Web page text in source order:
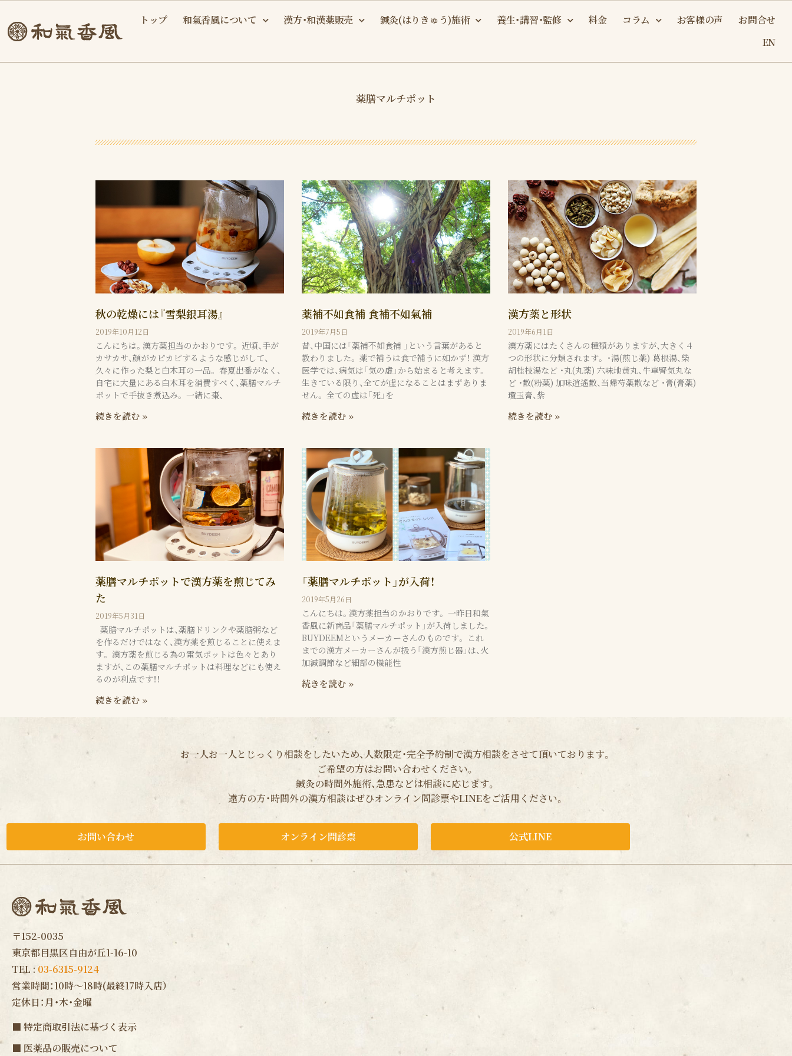
容
を
トップ 和氣香風について 漢方・和漢薬販売 鍼灸(はりきゅう)施術 養生・講習・監修 料金 コラム お客様の声
お問合せ
EN
薬膳マルチポット
秋の乾燥には『雪梨銀耳湯』
2019年10月12日
こんにちは。漢方薬担当のかおりです。 近頃、手が
カサカサ、顔がカピカピするような感じがして、
久々に作った梨と白木耳の一品。 春夏出番がなく、
自宅に大量にある白木耳を消費すべく、薬膳マルチ
ポットで手抜き煮込み。 一緒に棗、
続きを読む »
薬補不如食補 食補不如氣補
2019年7月5日
昔、中国には「薬補不如食補 」という言葉があると
教わりました。 薬で補うは食で補うに如かず！ 漢方
医学では、病気は「気の虚」から始まると考えます。
生きている限り、全てが虚になることはまずありま
せん。 全ての虚は「死」を
続きを読む »
漢⽅薬と形状
2019年6月1日
漢⽅薬にはたくさんの種類がありますが、⼤きく４
つの形状に分類されます。 ・湯(煎じ薬) 葛根湯、柴
胡桂枝湯など ・丸(丸薬) 六味地⻩丸、⽜⾞腎気丸な
ど ・散(粉薬) 加味逍遙散、当帰芍薬散など ・膏(膏薬)
瓊⽟膏、紫
続きを読む »
薬膳マルチポットで漢方薬を煎じてみ
た
2019年5月31日
薬膳マルチポットは、薬膳ドリンクや薬膳粥など
を作るだけではなく、漢方薬を煎じることに使えま
す。 漢方薬を煎じる為の電気ポットは色々とあり
ますが、この薬膳マルチポットは料理などにも使え
るのが利点です！！
続きを読む »
「薬膳マルチポット」が入荷！
2019年5月26日
こんにちは。漢方薬担当のかおりです。 一昨日和氣
香風に新商品「薬膳マルチポット」が入荷しました。
BUYDEEMというメーカーさんのものです。 これ
までの漢方メーカーさんが扱う「漢方煎じ器」は、火
加減調節など細部の機能性
続きを読む »
お一人お一人とじっくり相談をしたいため、人数限定・完全予約制で漢方相談をさせて頂いております。
ご希望の方はお問い合わせください。
鍼灸の時間外施術、急患などは相談に応じます。
遠方の方・時間外の漢方相談はぜひオンライン問診票やLINEをご活用ください。
お問い合わせ オンライン問診票 公式LINE
〒152-0035
東京都目黒区自由が丘1-16-10
TEL : 03-6315-9124
営業時間：10時〜18時(最終17時入店）
定休日：月・木・金曜
■ 特定商取引法に基づく表示
■ 医薬品の販売について